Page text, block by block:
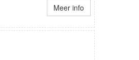
Meer info